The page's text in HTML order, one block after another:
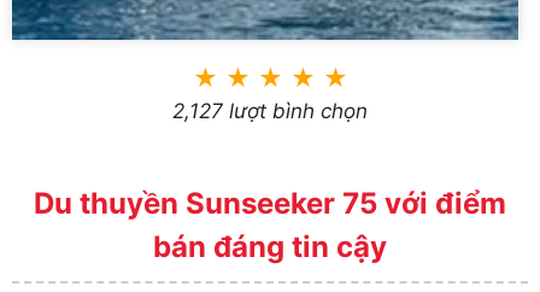
★ ★ ★ ★ ★
2,127 lượt bình chọn
Du thuyền Sunseeker 75 với điểm
bán đáng tin cậy